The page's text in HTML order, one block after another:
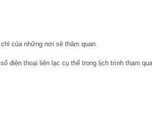
của những nơi sẽ thăm quan.
điện thoại liên lạc cụ thể trong lịch trình tham